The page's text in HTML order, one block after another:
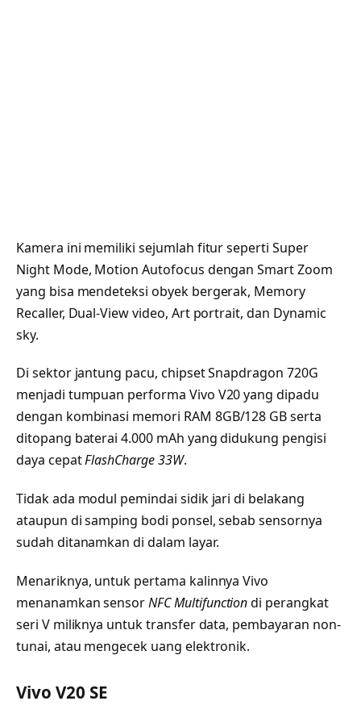
Kamera ini memiliki sejumlah fitur seperti Super
Night Mode, Motion Autofocus dengan Smart Zoom
yang bisa mendeteksi obyek bergerak, Memory
Recaller, Dual-View video, Art portrait, dan Dynamic
sky.
Di sektor jantung pacu, chipset Snapdragon 720G
menjadi tumpuan performa Vivo V20 yang dipadu
dengan kombinasi memori RAM 8GB/128 GB serta
ditopang baterai 4.000 mAh yang didukung pengisi
daya cepatFlashCharge 33W.
Tidak ada modul pemindai sidik jari di belakang
ataupun di samping bodi ponsel, sebab sensornya
sudah ditanamkan di dalam layar.
Menariknya, untuk pertama kalinnya Vivo
menanamkan sensorNFC Multifunctiondi perangkat
seri V miliknya untuk transfer data, pembayaran non-
tunai, atau mengecek uang elektronik.
Vivo V20 SE